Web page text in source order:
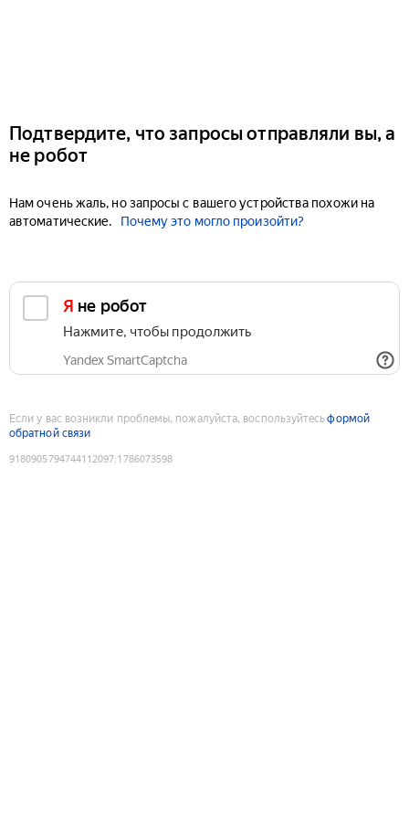
Подтвердите, что запросы отправляли вы, а
не робот
Нам очень жаль, но запросы с вашего устройства похожи на
автоматические.
Почему это могло произойти?
Я не робот
Нажмите, чтобы продолжить
Yandex SmartCaptcha
Если у вас возникли проблемы, пожалуйста, воспользуйтесьформой
обратной связи
9180905794744112097:1786073598